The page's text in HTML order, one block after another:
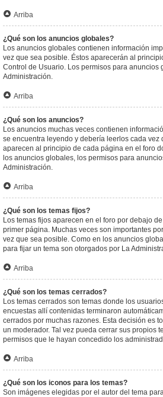
Arriba
¿Qué son los anuncios globales?
Los anuncios globales contienen información
vez que sea posible. Éstos aparecerán al
Control de Usuario. Los permisos para anuncios
Administración.
Arriba
¿Qué son los anuncios?
Los anuncios muchas veces contienen
se encuentra leyendo y debería leerlos cada
aparecen al principio de cada página en el foro
los anuncios globales, los permisos para
Administración.
Arriba
¿Qué son los temas fijos?
Los temas fijos aparecen en el foro por debajo
primer página. Muchas veces son importantes
vez que sea posible. Como en los anuncios
para fijar un tema son otorgados por La
Arriba
¿Qué son los temas cerrados?
Los temas cerrados son temas donde los
encuestas allí contenidas terminaron
cerrados por muchas razones. Esta decisión es
un moderador. Tal vez pueda cerrar sus propios
permisos que le hayan concedido los
Arriba
¿Qué son los iconos para los temas?
Son imágenes elegidas por el autor del tema